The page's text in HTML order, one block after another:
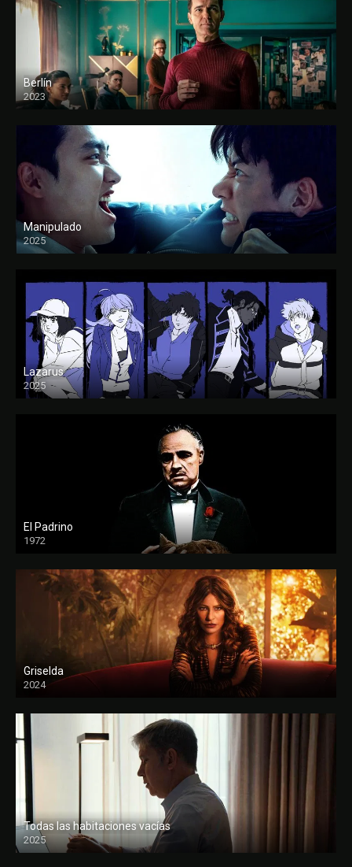
Berlín
2023
Manipulado
2025
Lazarus
2025
El Padrino
1972
FULL HD
Griselda
2024
Todas las habitaciones vacías
2025
FULL HD